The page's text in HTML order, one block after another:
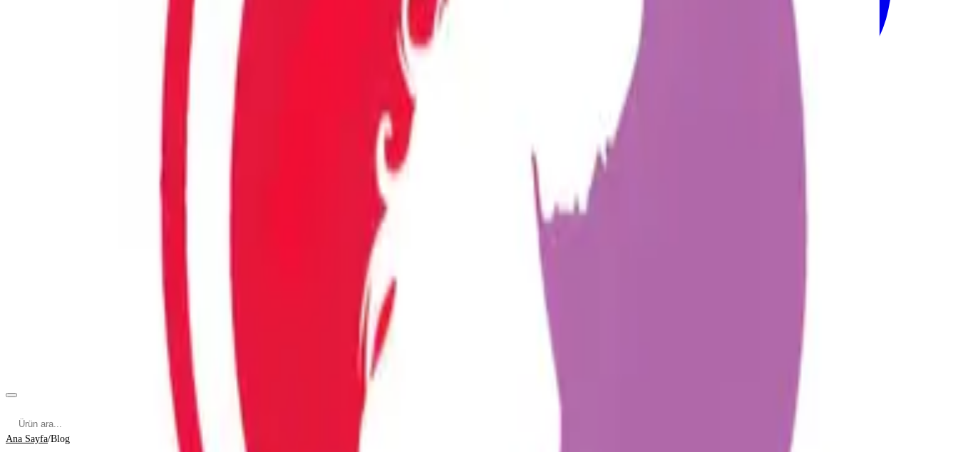
Cinsel Bilgiler Cinsel Pozisyonlar
Ana Sayfa/Blog